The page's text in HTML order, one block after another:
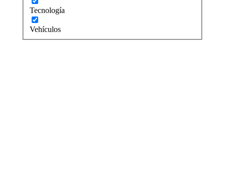
Tecnología
Vehículos